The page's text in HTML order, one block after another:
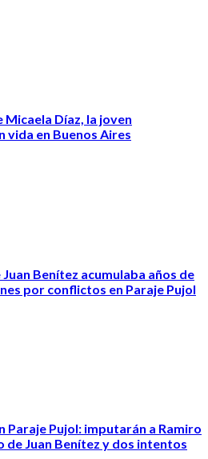
Díaz, la joven
vida en Buenos Aires
Benítez acumulaba años de
por conflictos en Paraje Pujol
Paraje Pujol: imputarán a Ramiro
Juan Benítez y dos intentos